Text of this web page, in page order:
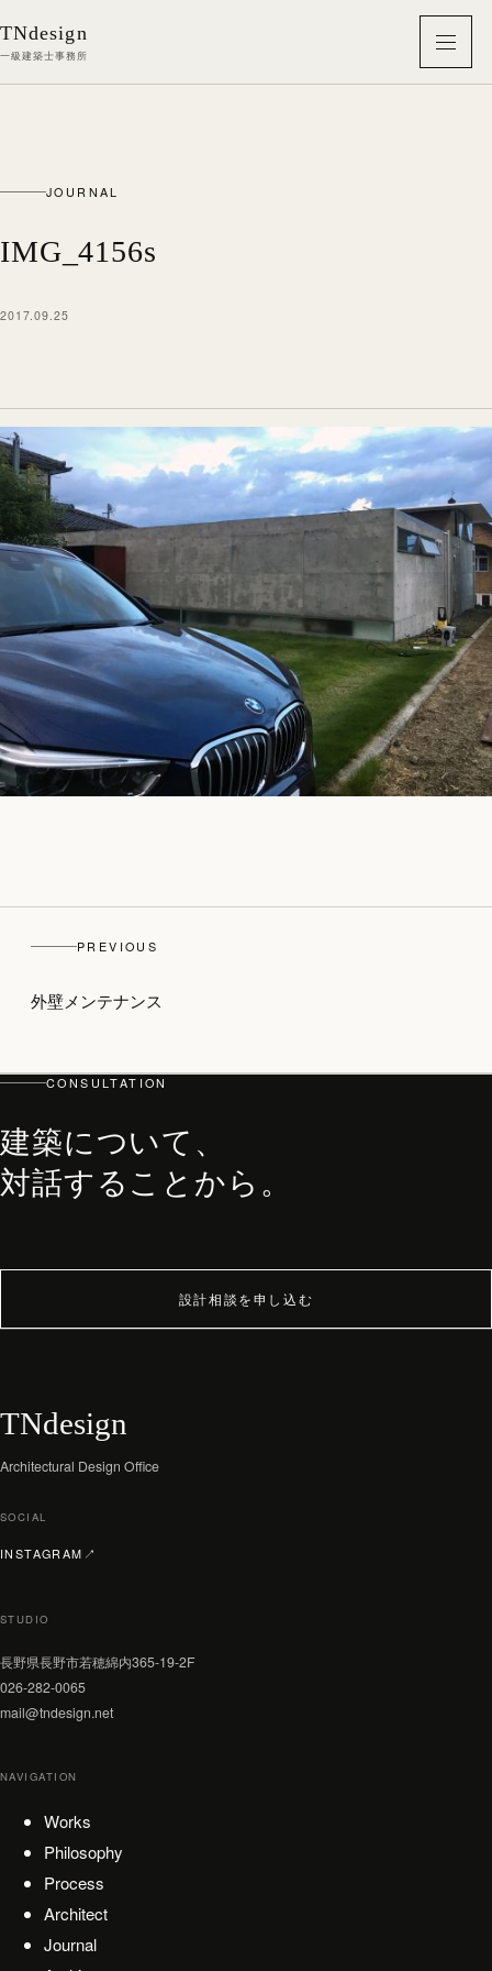
TNdesign
一級建築士事務所
JOURNAL
archive
メニ
JOURNAL
IMG_4156s
2017.09.25
PREVIOUS
外壁メンテナンス
CONSULTATION
建築について、
対話することから。
設計相談を申し込む
TNdesign
Architectural Design Office
SOCIAL
INSTAGRAM ↗
（新しいタブで開く）
STUDIO
長野県長野市若穂綿内365-19-2F
026-282-0065
mail@tndesign.net
NAVIGATION
Works
Philosophy
Process
Architect
Journal